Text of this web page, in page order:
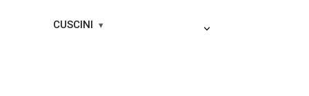
CUSCINI